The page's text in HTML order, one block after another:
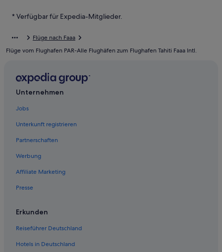
5-Sterne-Hotels in Papeete
3-Sterne-Hotels in Papeete
Baumhäuser in Papeete
Hotels nahe Parc Bougainville
Günstige in Papeete
Hilton Hotels in Papeete
Hotels mit Aussicht in Papeete
* Verfügbar für Expedia-Mitglieder.
Flüge nach Faaa
Flüge vom Flughafen PAR-Alle Flughäfen zum Flughafen Tahiti Faaa Intl.
Unternehmen
Jobs
Unterkunft registrieren
Partnerschaften
Werbung
Affiliate Marketing
Presse
Erkunden
Reiseführer Deutschland
Hotels in Deutschland